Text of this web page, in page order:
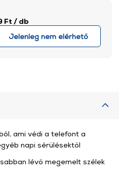
Ft / db
Jelenleg nem elérhető
ami védi a telefont a
napi sérülésektől
lévő megemelt szélek